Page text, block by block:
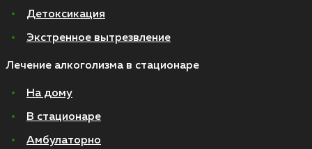
Детоксикация
Экстренное вытрезвление
Лечение алкоголизма в стационаре
На дому
В стационаре
Амбулаторно